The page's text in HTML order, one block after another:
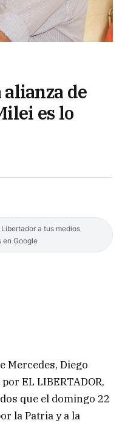
alianza de
es lo
a tus medios
en Google
Mercedes, Diego
EL LIBERTADOR,
que el domingo 22
la Patria y a la